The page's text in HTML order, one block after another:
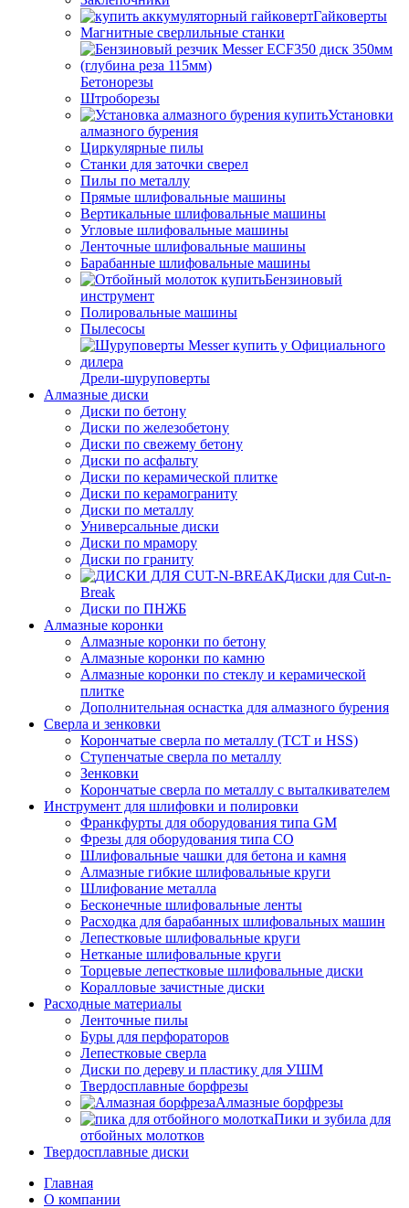
Гайковерты
Магнитные сверлильные станки
Бетонорезы
Штроборезы
Установки
алмазного бурения
Циркулярные пилы
Станки для заточки сверел
Пилы по металлу
Прямые шлифовальные машины
Вертикальные шлифовальные машины
Угловые шлифовальные машины
Ленточные шлифовальные машины
Барабанные шлифовальные машины
Бензиновый
инструмент
Полировальные машины
Пылесосы
Дрели-шуруповерты
Алмазные диски
Диски по бетону
Диски по железобетону
Диски по свежему бетону
Диски по асфальту
Диски по керамической плитке
Диски по керамограниту
Диски по металлу
Универсальные диски
Диски по мрамору
Диски по граниту
Диски для Cut-n-
Break
Диски по ПНЖБ
Алмазные коронки
Алмазные коронки по бетону
Алмазные коронки по камню
Алмазные коронки по стеклу и керамической
плитке
Дополнительная оснастка для алмазного бурения
Сверла и зенковки
Корончатые сверла по металлу (TCT и HSS)
Ступенчатые сверла по металлу
Зенковки
Корончатые сверла по металлу c выталкивателем
Инструмент для шлифовки и полировки
Франкфурты для оборудования типа GM
Фрезы для оборудования типа СО
Шлифовальные чашки для бетона и камня
Алмазные гибкие шлифовальные круги
Шлифование металла
Бесконечные шлифовальные ленты
Расходка для барабанных шлифовальных машин
Лепестковые шлифовальные круги
Нетканые шлифовальные круги
Торцевые лепестковые шлифовальные диски
Коралловые зачистные диски
Расходные материалы
Ленточные пилы
Буры для перфораторов
Лепестковые сверла
Диски по дереву и пластику для УШМ
Твердосплавные борфрезы
Алмазные борфрезы
Пики и зубила для
отбойных молотков
Твердосплавные диски
Главная
О компании